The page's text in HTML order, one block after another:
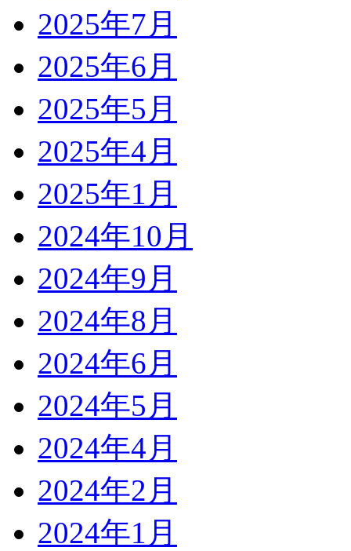
2025年7月
2025年6月
2025年5月
2025年4月
2025年1月
2024年10月
2024年9月
2024年8月
2024年6月
2024年5月
2024年4月
2024年2月
2024年1月